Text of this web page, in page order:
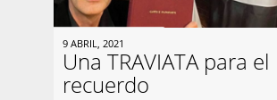
9 ABRIL, 2021
Una TRAVIATA para el
recuerdo